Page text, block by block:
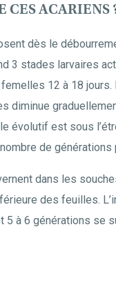
CES ACARIENS
dès le
3 stades larvaires
12 à 18
diminue
évolutif est sous
de générations
dans les
des feuilles.
5 à 6 générations se